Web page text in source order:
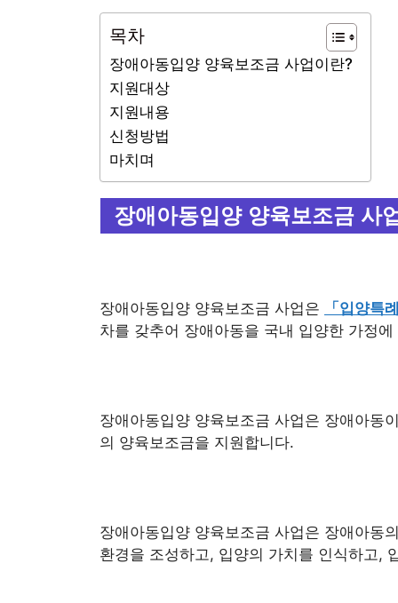
목차
장애아동입양 양육보조금 사업이란?
지원대상
지원내용
신청방법
마치며
장애아동입양 양육보조금 사
장애아동입양 양육보조금 사업은
「입양특
차를 갖추어 장애아동을 국내 입양한 가정
장애아동입양 양육보조금 사업은 장애아
의 양육보조금을 지원합니다.
장애아동입양 양육보조금 사업은 장애아동
환경을 조성하고, 입양의 가치를 인식하고,